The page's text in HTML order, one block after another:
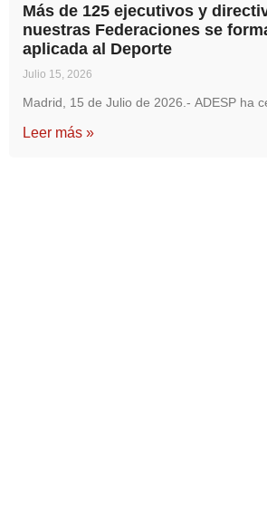
Más de 125 ejecutivos y
nuestras Federaciones se
aplicada al Deporte
Julio 15, 2026
Madrid, 15 de Julio de 2026.- ADESP ha
Leer más »